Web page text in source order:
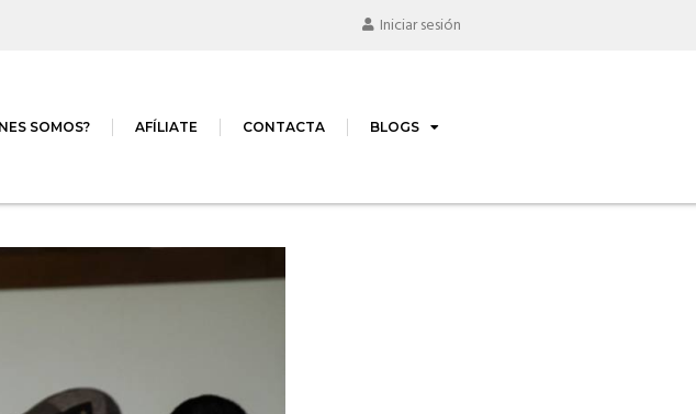
Iniciar sesión
SOMOS? AFÍLIATE CONTACTA BLOGS